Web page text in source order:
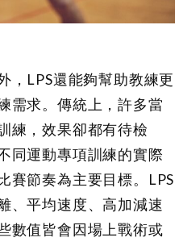
，LPS還能夠幫助教練更
需求。傳統上，許多當
練，效果卻都有待檢
同運動專項訓練的實際
賽節奏為主要目標。LPS
、平均速度、高加減速
數值皆會因場上戰術或